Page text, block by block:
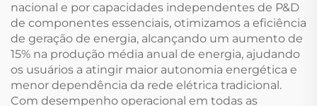
nacional e por capacidades independentes de P&D
de componentes essenciais, otimizamos a eficiência
de geração de energia, alcançando um aumento de
15% na produção média anual de energia, ajudando
os usuários a atingir maior autonomia energética e
menor dependência da rede elétrica tradicional.
Com desempenho operacional em todas as